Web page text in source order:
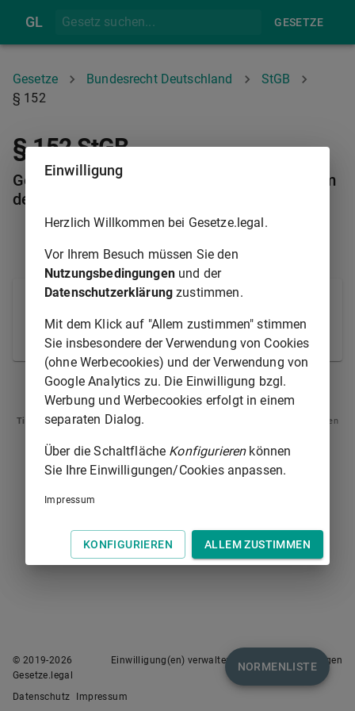
GL GESETZE
Gesetze Bundesrecht Deutschland
StGB
§ 152
§ 152 StGB
Geld, Wertzeichen und Wertpapiere eines frem
den Währungsgebiets
§ 151
Die §§ 146 bis 151 sind auch auf Geld,
Wertzeichen und Wertpapiere eines fremden
Währungsgebiets anzuwenden.
§ 151 § 152A
Tipp
: Swipen Sie auf dem Bildschirm links oder rechts zur Navigation zwischen
NORMENLISTE
© 2019-2026
Gesetze.legal
Einwilligung(en) verwalten Nutzungsbedingungen
Datenschutz Impressum
Einwilligung
Herzlich Willkommen bei Gesetze.legal.
Vor Ihrem Besuch müssen Sie den
Nutzungsbedingungenund der
Datenschutzerklärung zustimmen.
Mit dem Klick auf "Allem zustimmen" stimmen
Sie insbesondere der Verwendung von Cookies
(ohne Werbecookies) und der Verwendung von
Google Analytics zu. Die Einwilligung bzgl.
Werbung und Werbecookies erfolgt in einem
separaten Dialog.
Über die Schaltfläche Konfigurierenkönnen
Sie Ihre Einwilligungen/Cookies anpassen.
Impressum
KONFIGURIEREN ALLEM ZUSTIMMEN